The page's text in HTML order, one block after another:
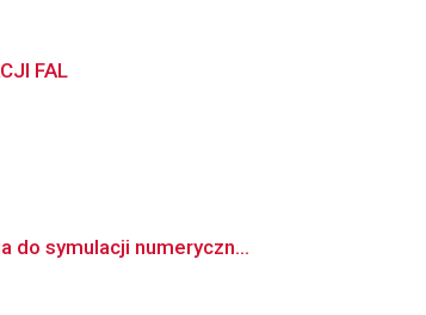
FAL
do symulacji numeryczn...